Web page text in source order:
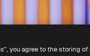
you agree to the storing